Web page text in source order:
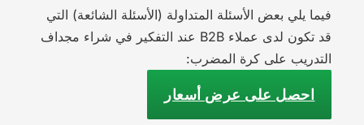
فيما يلي بعض الأسئلة المتداولة (الأسئلة الشائعة) التي
قد تكون لدى عملاء B2B عند التفكير في شراء مجداف
التدريب على كرة المضرب:
احصل على عرض أسعار